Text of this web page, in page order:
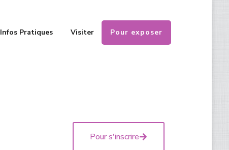
Infos Pratiques Visiter Pour exposer
Pour s'inscrire